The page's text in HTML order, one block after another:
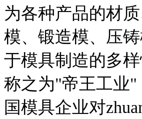
为各种产品的材
模、锻造模、压
于模具制造的多
称之为"帝王工业
国模具企业对